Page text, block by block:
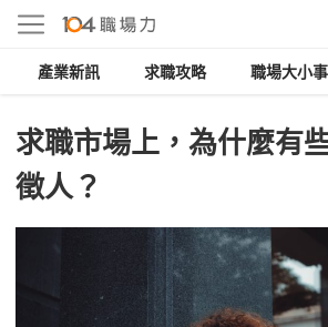
產業新訊 求職攻略 職場大小事
求職市場上，為什麼有
徵人？